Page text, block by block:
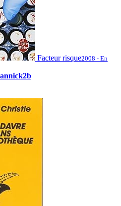
Facteur risque2008 - En
annick2b